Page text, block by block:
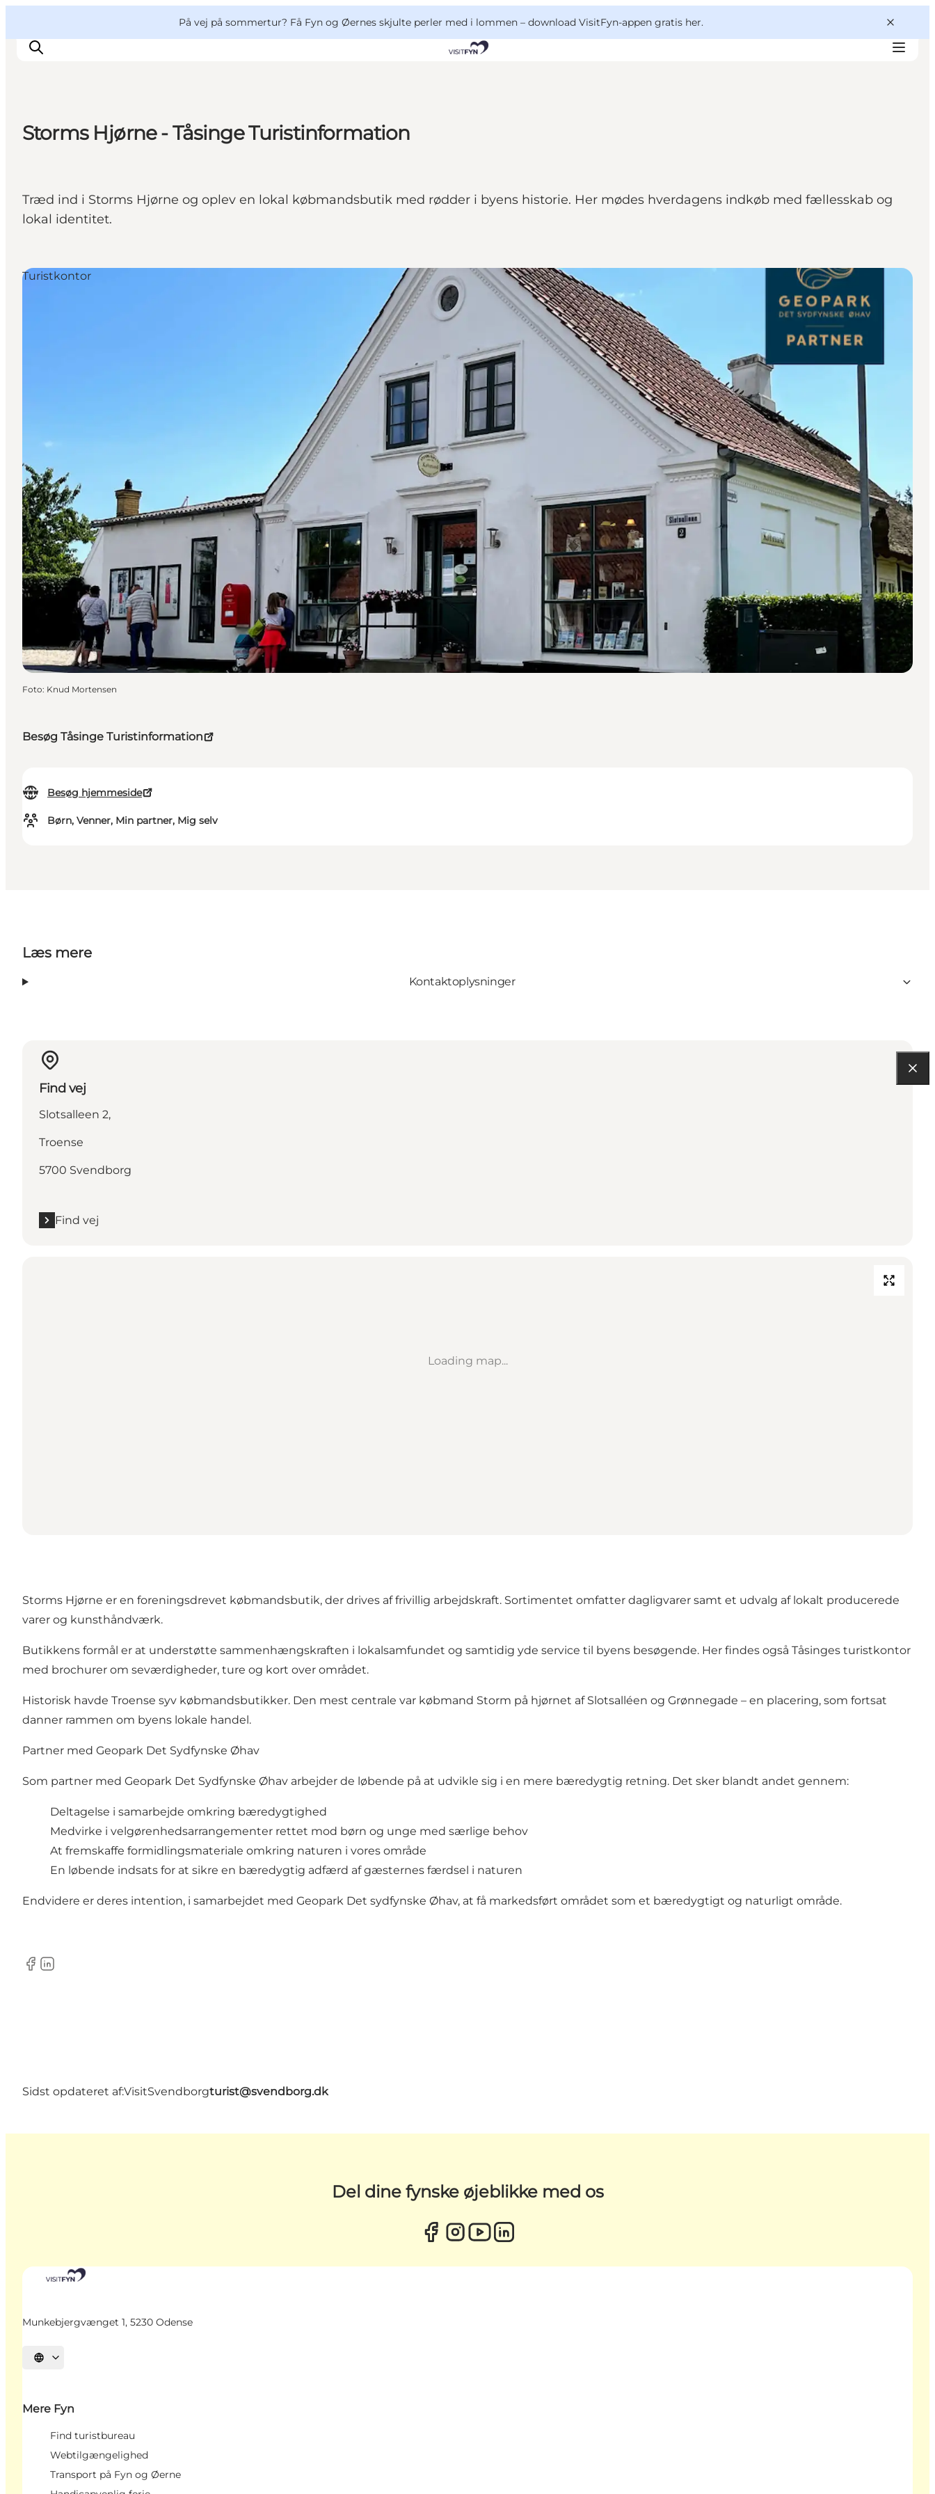
På vej på sommertur? Få Fyn og Øernes skjulte perler med i lommen – download VisitFyn-appen gratis her.
Mad og drikke
Overnatning
Storms Hjørne - Tåsinge Turistinformation
Træd ind i Storms Hjørne og oplev en lokal købmandsbutik med rødder i byens historie. Her mødes hverdagens indkøb med fællesskab og
lokal identitet.
Besøg Tåsinge Turistinformation
Besøg hjemmeside
Børn, Venner, Min partner, Mig selv
Turistkontor
Foto: Knud Mortensen
Læs mere
Kontaktoplysninger
Find vej
Slotsalleen 2,
Troense
5700 Svendborg
Find vej
Loading map...
Storms Hjørne er en foreningsdrevet købmandsbutik, der drives af frivillig arbejdskraft. Sortimentet omfatter dagligvarer samt et udvalg af lokalt producerede
varer og kunsthåndværk.
Butikkens formål er at understøtte sammenhængskraften i lokalsamfundet og samtidig yde service til byens besøgende. Her findes også Tåsinges turistkontor
med brochurer om seværdigheder, ture og kort over området.
Historisk havde Troense syv købmandsbutikker. Den mest centrale var købmand Storm på hjørnet af Slotsalléen og Grønnegade – en placering, som fortsat
danner rammen om byens lokale handel.
Partner med Geopark Det Sydfynske Øhav
Som partner med Geopark Det Sydfynske Øhav arbejder de løbende på at udvikle sig i en mere bæredygtig retning. Det sker blandt andet gennem:
Deltagelse i samarbejde omkring bæredygtighed
Medvirke i velgørenhedsarrangementer rettet mod børn og unge med særlige behov
At fremskaffe formidlingsmateriale omkring naturen i vores område
En løbende indsats for at sikre en bæredygtig adfærd af gæsternes færdsel i naturen
Endvidere er deres intention, i samarbejdet med Geopark Det sydfynske Øhav, at få markedsført området som et bæredygtigt og naturligt område.
Facebook
LinkedIn
Sidst opdateret af:VisitSvendborgturist@svendborg.dk
Del dine fynske øjeblikke med os
Munkebjergvænget 1, 5230 Odense
Vælg sprog
Mere Fyn
Find turistbureau
Webtilgængelighed
Transport på Fyn og Øerne